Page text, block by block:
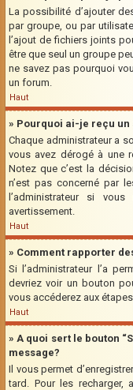
La possibilité d’ajouter
par groupe, ou par
l’ajout de fichiers joints
être que seul un groupe
ne savez pas pourquoi
un forum.
Haut
» Pourquoi ai-je reçu un
Chaque administrateur a
vous avez dérogé à une
Notez que c’est la
n’est pas concerné par
l’administrateur si
avertissement.
Haut
» Comment rapporter
Si l’administrateur l’a
devriez voir un bouton
vous accéderez aux
Haut
» A quoi sert le bouton
message?
Il vous permet
tard. Pour les recharger,